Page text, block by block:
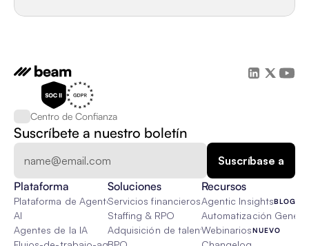
Centro de Confianza
Suscríbete a nuestro boletín
Plataforma
Plataforma de Agente de IA
AI
Agentes de la IA
Soluciones
Servicios financieros
Staffing & RPO
Adquisición de talento
Recursos
Agentic InsightsBLOG
Automatización
WebinariosNUEVO